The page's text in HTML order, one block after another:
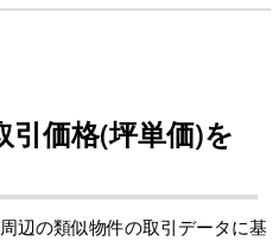
引価格(坪単価)を
辺の類似物件の取引データに基